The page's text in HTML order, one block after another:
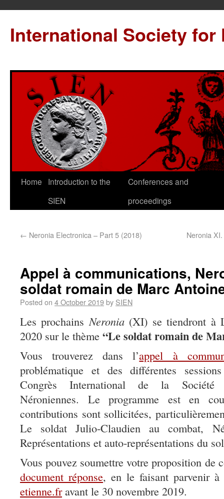
International Society for
Home
Introduction to the
SIEN
Conferences and
proceedings
← Neronia Electronica – Part 5 (2018) Neronia
Appel à communications,
soldat romain de Marc
Posted on 4 October 2019by SIEN
Les prochainsNeronia (XI) se tiendront à
2020 sur le thème “Le soldat romain de
Vous trouverez dans l’appel à
problématique et des différentes
Congrès International de la Société
Néroniennes. Le programme est en
contributions sont sollicitées,
Le soldat Julio-Claudien au combat,
Représentations et auto-représentations du
Vous pouvez soumettre votre proposition de
document réponse, en le faisant parvenir à
etienne.fravant le 30 novembre 2019.